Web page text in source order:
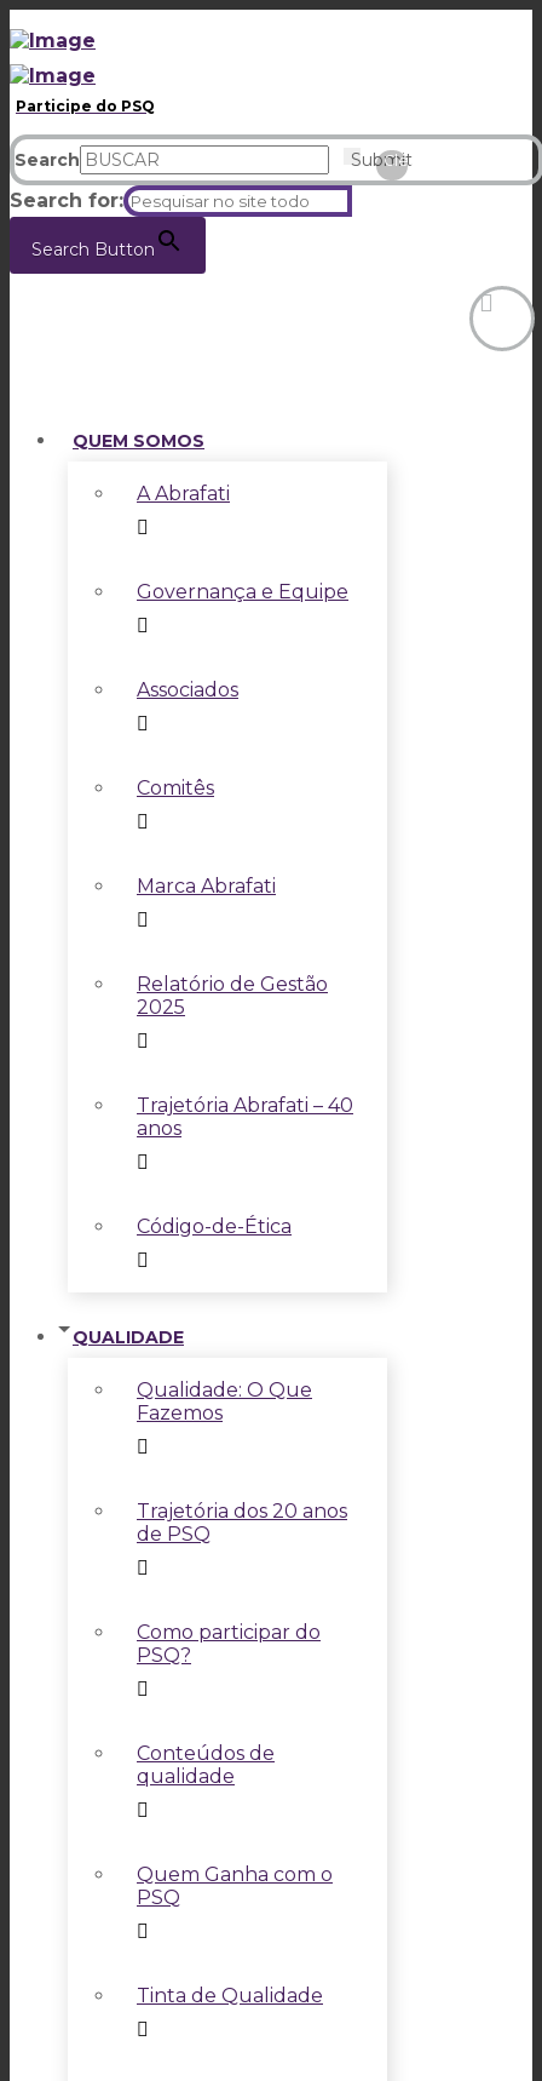
Participe do PSQ
Search Submit
Clear
Search for:
Search Button
QUEM SOMOS
A Abrafati
Governança e Equipe
Associados
Comitês
Marca Abrafati
Relatório de Gestão
2025
Trajetória Abrafati – 40
anos
Código-de-Ética
QUALIDADE
Qualidade: O Que
Fazemos
Trajetória dos 20 anos
de PSQ
Como participar do
PSQ?
Conteúdos de
qualidade
Quem Ganha com o
PSQ
Tinta de Qualidade